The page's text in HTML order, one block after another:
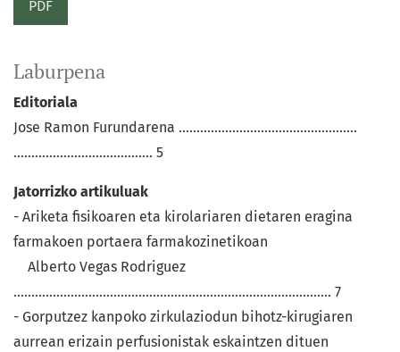
PDF
Laburpena
Editoriala
Jose Ramon Furundarena ..................................................
....................................... 5
Jatorrizko artikuluak
- Ariketa fisikoaren eta kirolariaren dietaren eragina
farmakoen portaera farmakozinetikoan
Alberto Vegas Rodriguez
......................................................................................... 7
- Gorputzez kanpoko zirkulaziodun bihotz-kirugiaren
aurrean erizain perfusionistak eskaintzen dituen